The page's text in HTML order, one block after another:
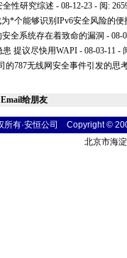
性研究综述 - 08-12-23 - 阅:
*个能够识别IPv6安全风险的
全系统存在着致命的漏洞 - 08-
提议尽快用WAPI - 08-03-11 -
的787无线网安全事件引发的思
Email给朋友
所有·安恒公司 Copyright ©
北京市海